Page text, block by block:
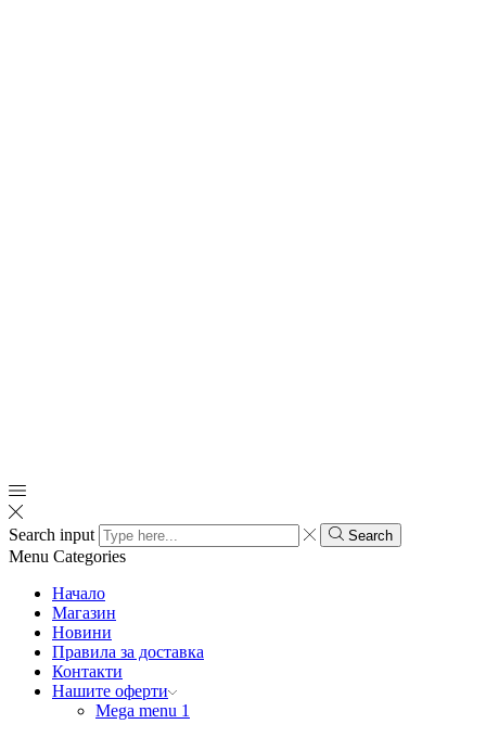
Search input Search
Menu Categories
Начало
Магазин
Новини
Правила за доставка
Контакти
Нашите оферти
Mega menu 1